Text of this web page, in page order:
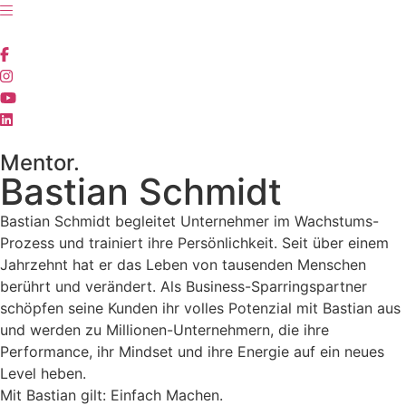
Zum
wechseln
Mentor.
Bastian Schmidt
Bastian Schmidt begleitet Unternehmer im Wachstums-
Prozess und trainiert ihre Persönlichkeit. Seit über einem
Jahrzehnt hat er das Leben von tausenden Menschen
berührt und verändert. Als Business-Sparringspartner
schöpfen seine Kunden ihr volles Potenzial mit Bastian aus
und werden zu Millionen-Unternehmern, die ihre
Performance, ihr Mindset und ihre Energie auf ein neues
Level heben.
Mit Bastian gilt: Einfach Machen.